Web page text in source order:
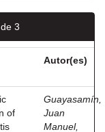
3
Autor(es)
of
Guayasamín,
Juan
Manuel,